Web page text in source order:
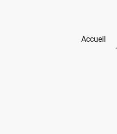
Accueil